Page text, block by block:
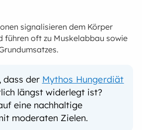
signalisieren dem Körper
führen oft zu Muskelabbau sowie
dass der Mythos Hungerdiät
längst widerlegt ist?
eine nachhaltige
moderaten Zielen.